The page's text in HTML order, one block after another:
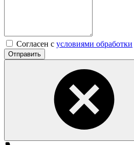
Согласен с условиями обработки
Отправить